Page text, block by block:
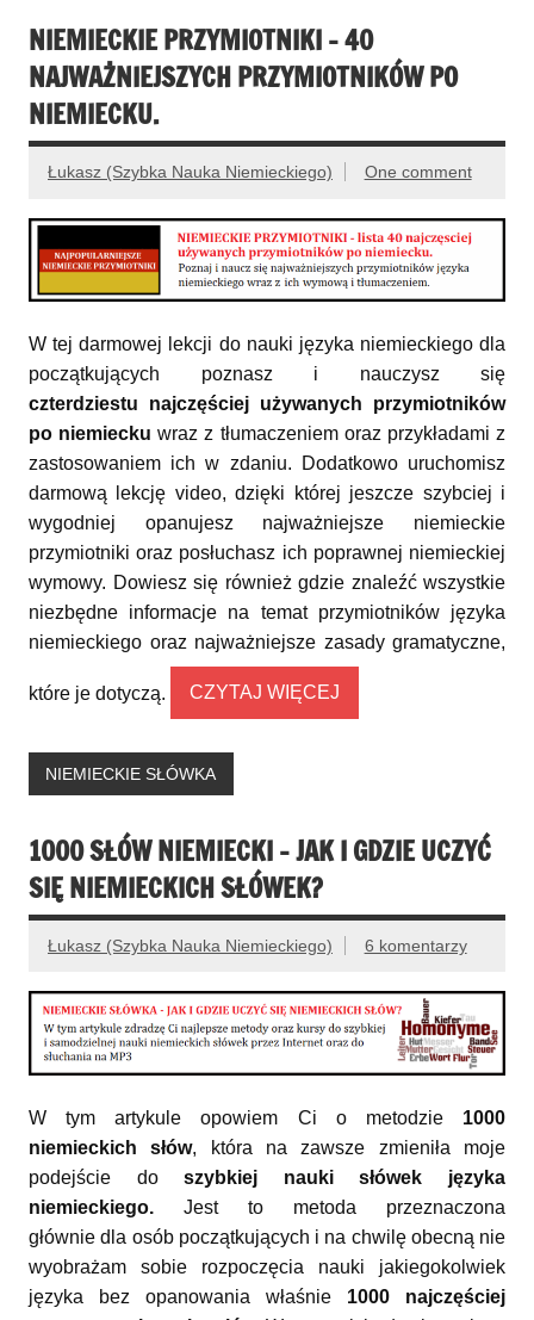
NIEMIECKIE PRZYMIOTNIKI – 40
NAJWAŻNIEJSZYCH PRZYMIOTNIKÓW PO
NIEMIECKU.
Łukasz (Szybka Nauka Niemieckiego) One comment
W tej darmowej lekcji do nauki języka niemieckiego dla
początkujących poznasz i nauczysz się
czterdziestu
najczęściej używanych przymiotników
po niemiecku wraz z tłumaczeniem oraz przykładami z
zastosowaniem ich w zdaniu. Dodatkowo uruchomisz
darmową lekcję video, dzięki której jeszcze szybciej i
wygodniej opanujesz najważniejsze niemieckie
przymiotniki oraz posłuchasz ich poprawnej niemieckiej
wymowy. Dowiesz się również gdzie znaleźć wszystkie
niezbędne informacje na temat przymiotników języka
niemieckiego oraz najważniejsze zasady gramatyczne,
które je dotyczą. CZYTAJ WIĘCEJ
NIEMIECKIE SŁÓWKA
1000 SŁÓW NIEMIECKI – JAK I GDZIE UCZYĆ
SIĘ NIEMIECKICH SŁÓWEK?
Łukasz (Szybka Nauka Niemieckiego) 6 komentarzy
W tym artykule opowiem Ci o metodzie 1000
niemieckich słów, która na zawsze zmieniła moje
podejście doszybkiej nauki słówek języka
niemieckiego. Jest to metoda przeznaczona
głównie dla osób początkujących i na chwilę obecną nie
wyobrażam sobie rozpoczęcia nauki jakiegokolwiek
języka bez opanowania właśnie 1000 najczęściej